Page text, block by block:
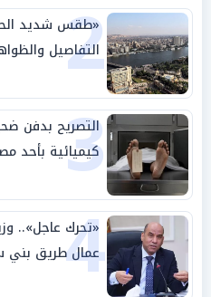
2
«طقس شديد
التفاصيل
3
التصريح بدفن
كيميائية بأحد
4
«تحرك عاجل»..
عمال طريق بني